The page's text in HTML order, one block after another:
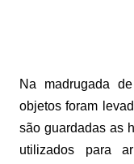
Na madrugada
objetos foram
são guardadas as
utilizados para